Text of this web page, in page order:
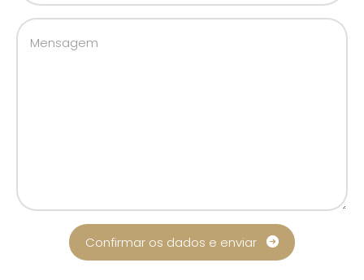
Confirmar os dados e enviar